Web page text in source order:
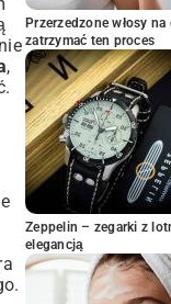
,
Przerzedzone włosy
zatrzymać ten proces
Zeppelin – zegarki z
elegancją